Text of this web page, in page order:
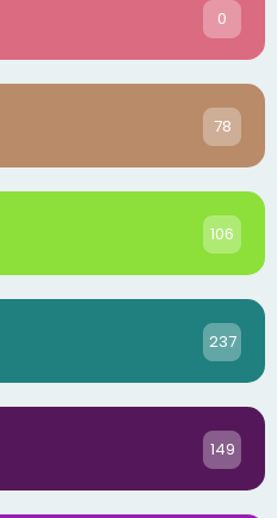
0
78
106
237
149